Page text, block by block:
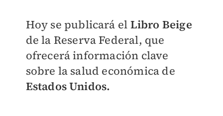
Hoy se publicará el Libro Beige
de la Reserva Federal, que
ofrecerá información clave
sobre la salud económica de
Estados Unidos.